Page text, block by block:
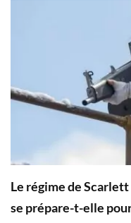
Le régime de
se prépare-t-elle